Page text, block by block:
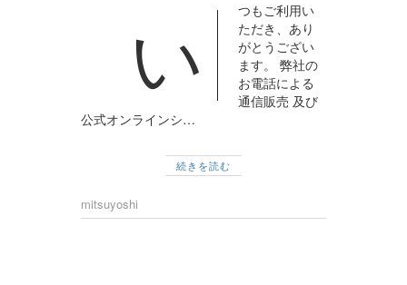
い
つもご利用い
ただき、あり
がとうござい
ます。 弊社の
お電話による
通信販売 及び
公式オンラインシ…
続きを読む
mitsuyoshi